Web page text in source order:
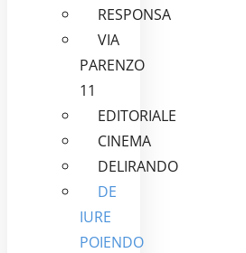
RESPONSA
VIA
PARENZO
11
EDITORIALE
CINEMA
DELIRANDO
DE
IURE
POIENDO